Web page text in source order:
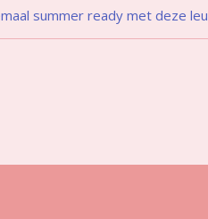
summer ready met deze